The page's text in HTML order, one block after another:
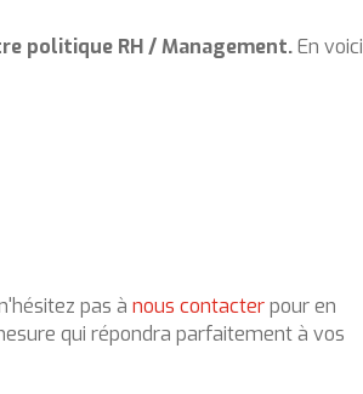
politique RH / Management.En voici
pas à nous contacterpour en
qui répondra parfaitement à vos